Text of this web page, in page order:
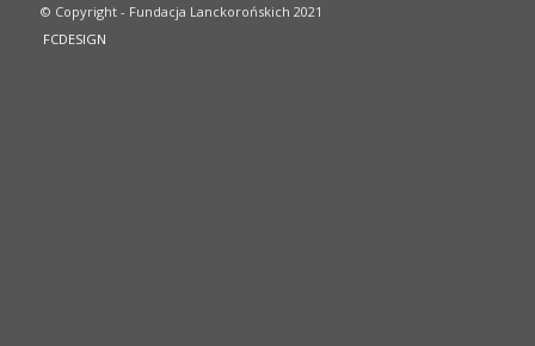
© Copyright - Fundacja Lanckorońskich 2021
FCDESIGN